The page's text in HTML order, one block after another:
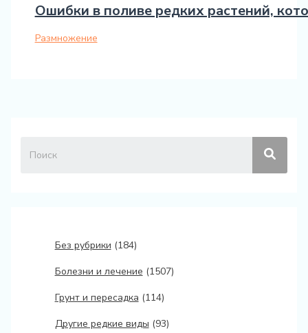
Ошибки в поливе редких растений,
Размножение
Без рубрики (184)
Болезни и лечение (1507)
Грунт и пересадка (114)
Другие редкие виды (93)